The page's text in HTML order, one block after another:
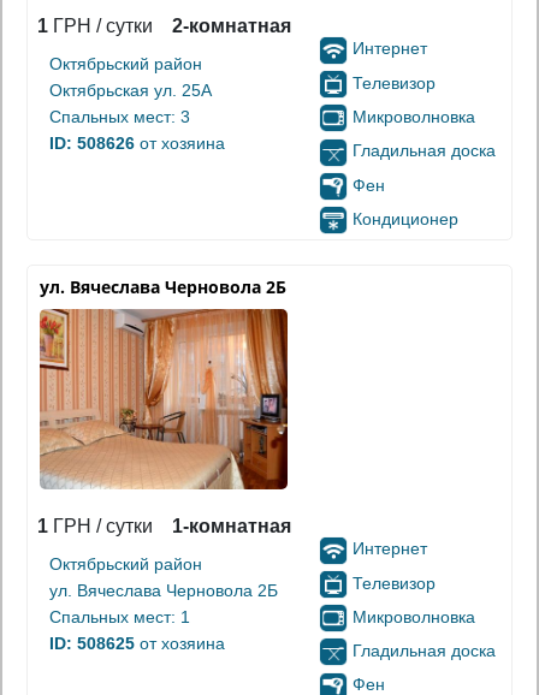
1 ГРН / сутки 2-комнатная
Октябрьский район
Октябрьская ул. 25А
Спальных мест: 3
ID: 508626 от хозяина
Интернет
Телевизор
Микроволновка
Гладильная доска
Фен
Кондиционер
ул. Вячеслава Черновола 2Б
1 ГРН / сутки 1-комнатная
Октябрьский район
ул. Вячеслава Черновола 2Б
Спальных мест: 1
ID: 508625 от хозяина
Интернет
Телевизор
Микроволновка
Гладильная доска
Фен